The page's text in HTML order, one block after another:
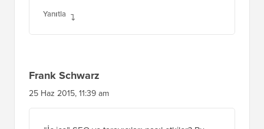
Yanıtla
Frank Schwarz
25 Haz 2015, 11:39 am